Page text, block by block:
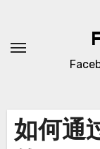
content
如何通